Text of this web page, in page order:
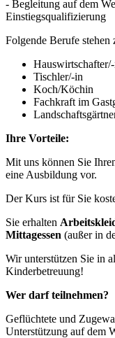
- Begleitung auf dem
Einstiegsqualifizierung
Folgende Berufe stehen
Tischler/-in
Koch/Köchin
Fachkraft im
Ihre Vorteile:
Mit uns können Sie
eine Ausbildung vor.
Der Kurs ist für Sie
Sie erhalten
Mittagessen (außer in
Wir unterstützen Sie in
Kinderbetreuung!
Wer darf teilnehmen?
Geflüchtete und
Unterstützung auf dem